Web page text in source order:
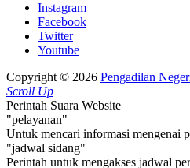
Instagram
Facebook
Twitter
Youtube
Copyright © 2026 Pengadilan
Scroll Up
Perintah Suara Website
"pelayanan"
Untuk mencari informasi mengenai
"jadwal sidang"
Perintah untuk mengakses jadwal